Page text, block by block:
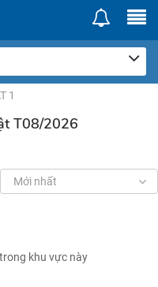
1
T08/2026
Mới nhất
khu vực này